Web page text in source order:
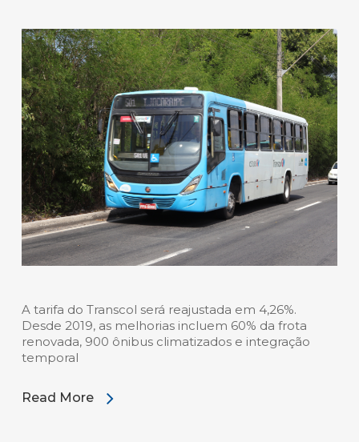
A tarifa do Transcol será reajustada em 4,26%.
Desde 2019, as melhorias incluem 60% da frota
renovada, 900 ônibus climatizados e integração
temporal
Read More